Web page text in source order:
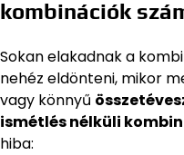
kombinációk
Sokan elakadnak a
nehéz eldönteni, mikor
vagy könnyű
ismétlés nélküli
hiba: